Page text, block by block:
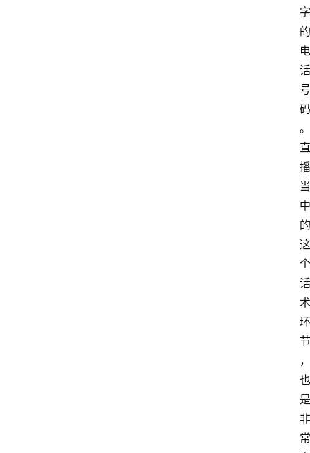
字
的
电
话
号
码
。
直
播
当
中
的
这
个
话
术
环
节
，
也
是
非
常